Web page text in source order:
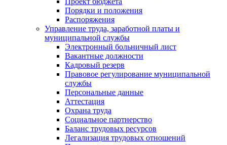
Порядки и положения
Распоряжения
Управление труда, заработной платы и
муниципальной службы
Электронный больничный лист
Вакантные должности
Кадровый резерв
Правовое регулирование муниципальной
службы
Персональные данные
Аттестация
Охрана труда
Социальное партнерство
Баланс трудовых ресурсов
Легализация трудовых отношений